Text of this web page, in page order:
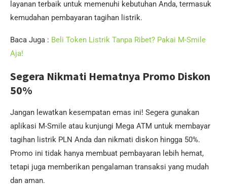
layanan terbaik untuk memenuhi kebutuhan Anda, termasuk
kemudahan pembayaran tagihan listrik.
Baca Juga : Beli Token Listrik Tanpa Ribet? Pakai M-Smile
Aja!
Segera Nikmati Hematnya Promo Diskon
50%
Jangan lewatkan kesempatan emas ini! Segera gunakan
aplikasi M-Smile atau kunjungi Mega ATM untuk membayar
tagihan listrik PLN Anda dan nikmati diskon hingga 50%.
Promo ini tidak hanya membuat pembayaran lebih hemat,
tetapi juga memberikan pengalaman transaksi yang mudah
dan aman.